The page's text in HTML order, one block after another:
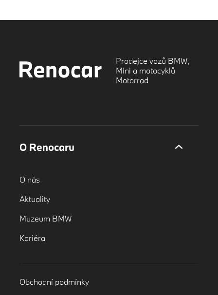
Prodejce vozů BMW,
Mini a motocyklů
Motorrad
O Renocaru
O nás
Aktuality
Muzeum BMW
Kariéra
Obchodní podmínky